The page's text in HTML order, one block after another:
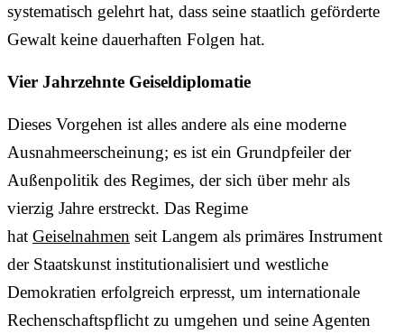
systematisch gelehrt hat, dass seine staatlich geförderte
Gewalt keine dauerhaften Folgen hat.
Vier Jahrzehnte Geiseldiplomatie
Dieses Vorgehen ist alles andere als eine moderne
Ausnahmeerscheinung; es ist ein Grundpfeiler der
Außenpolitik des Regimes, der sich über mehr als
vierzig Jahre erstreckt. Das Regime
hat Geiselnahmen seit Langem als primäres Instrument
der Staatskunst institutionalisiert und westliche
Demokratien erfolgreich erpresst, um internationale
Rechenschaftspflicht zu umgehen und seine Agenten